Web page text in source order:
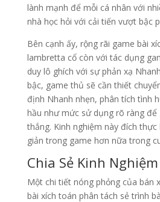
lành mạnh để mỗi cá nhân với
nhà học hỏi với cải tiến vượt bậc
Bên cạnh ấy, rộng rãi game bài
lambretta cổ còn với tác dụng
duy lô ghích với sự phản xạ
bậc, game thủ sẽ cần thiết
định Nhanh nhẹn, phân tích tình
hầu như mức sử dụng rõ ràng để
thắng. Kinh nghiệm này đích
giản trong game hơn nữa trong
Chia Sẻ Kinh
Một chi tiết nóng phỏng của bán
bài xích toán phân tách sẻ trình